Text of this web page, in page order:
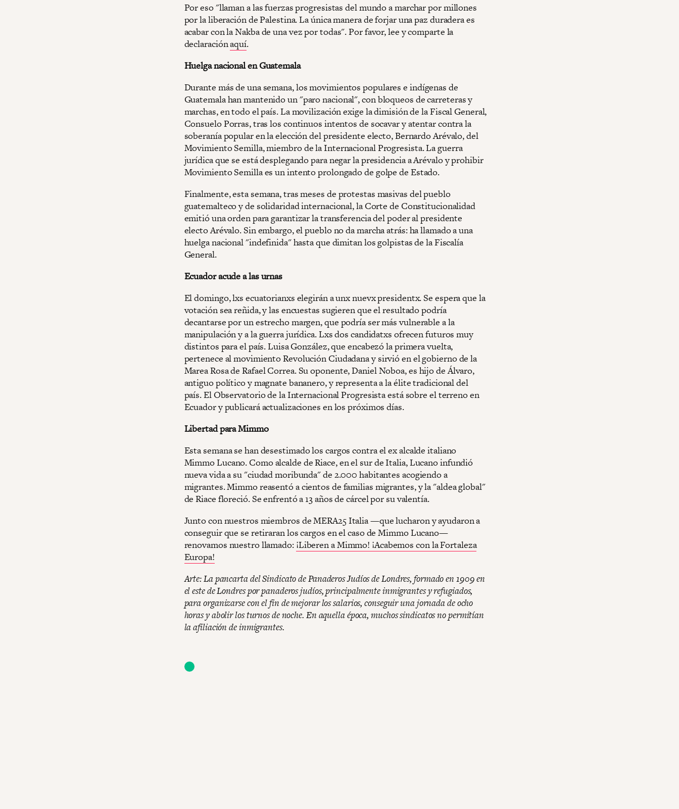
Por eso "llaman a las fuerzas progresistas del mundo a marchar por millones
por la liberación de Palestina. La única manera de forjar una paz duradera es
acabar con la Nakba de una vez por todas". Por favor, lee y comparte la
declaraciónaquí.
Huelga nacional en Guatemala
Durante más de una semana, los movimientos populares e indígenas de
Guatemala han mantenido un "paro nacional", con bloqueos de carreteras y
marchas, en todo el país. La movilización exige la dimisión de la Fiscal General,
Consuelo Porras, tras los continuos intentos de socavar y atentar contra la
soberanía popular en la elección del presidente electo, Bernardo Arévalo, del
Movimiento Semilla, miembro de la Internacional Progresista. La guerra
jurídica que se está desplegando para negar la presidencia a Arévalo y prohibir
Movimiento Semilla es un intento prolongado de golpe de Estado.
Finalmente, esta semana, tras meses de protestas masivas del pueblo
guatemalteco y de solidaridad internacional, la Corte de Constitucionalidad
emitió una orden para garantizar la transferencia del poder al presidente
electo Arévalo. Sin embargo, el pueblo no da marcha atrás: ha llamado a una
huelga nacional "indefinida" hasta que dimitan los golpistas de la Fiscalía
General.
Ecuador acude a las urnas
El domingo, lxs ecuatorianxs elegirán a unx nuevx presidentx. Se espera que la
votación sea reñida, y las encuestas sugieren que el resultado podría
decantarse por un estrecho margen, que podría ser más vulnerable a la
manipulación y a la guerra jurídica. Lxs dos candidatxs ofrecen futuros muy
distintos para el país. Luisa González, que encabezó la primera vuelta,
pertenece al movimiento Revolución Ciudadana y sirvió en el gobierno de la
Marea Rosa de Rafael Correa. Su oponente, Daniel Noboa, es hijo de Álvaro,
antiguo político y magnate bananero, y representa a la élite tradicional del
país. El Observatorio de la Internacional Progresista está sobre el terreno en
Ecuador y publicará actualizaciones en los próximos días.
Libertad para Mimmo
Esta semana se han desestimado los cargos contra el ex alcalde italiano
Mimmo Lucano. Como alcalde de Riace, en el sur de Italia, Lucano infundió
nueva vida a su "ciudad moribunda" de 2.000 habitantes acogiendo a
migrantes. Mimmo reasentó a cientos de familias migrantes, y la "aldea global"
de Riace floreció. Se enfrentó a 13 años de cárcel por su valentía.
Junto con nuestros miembros de MERA25 Italia —que lucharon y ayudaron a
conseguir que se retiraran los cargos en el caso de Mimmo Lucano—
renovamos nuestro llamado: ¡Liberen a Mimmo! ¡Acabemos con la Fortaleza
Europa!
Arte: La pancarta del Sindicato de Panaderos Judíos de Londres, formado en 1909 en
el este de Londres por panaderos judíos, principalmente inmigrantes y refugiados,
para organizarse con el fin de mejorar los salarios, conseguir una jornada de ocho
horas y abolir los turnos de noche. En aquella época, muchos sindicatos no permitían
la afiliación de inmigrantes.